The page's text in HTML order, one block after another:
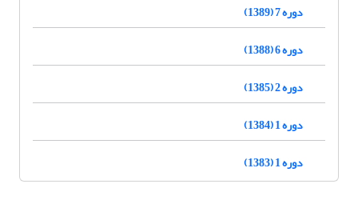
دوره 7 (1389)
دوره 6 (1388)
دوره 2 (1385)
دوره 1 (1384)
دوره 1 (1383)